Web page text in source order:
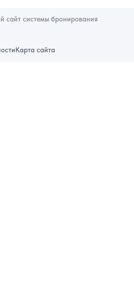
сайт системы бронирования
Карта сайта